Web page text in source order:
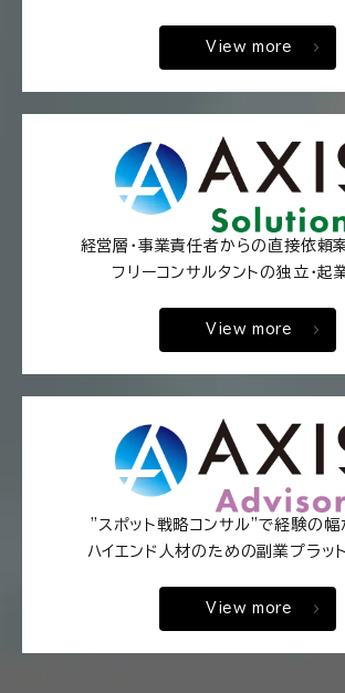
View more
経営層・事業責任者からの直接依頼
フリーコンサルタントの独立・起
View more
"スポット戦略コンサル"で経験の幅
ハイエンド人材のための副業プラッ
View more